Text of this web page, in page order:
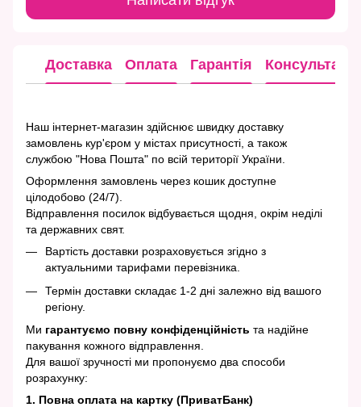
Доставка Оплата Гарантія Консультація
Наш інтернет-магазин здійснює швидку доставку
замовлень кур'єром у містах присутності, а також
службою "Нова Пошта" по всій території України.
Оформлення замовлень через кошик доступне
цілодобово (24/7).
Відправлення посилок відбувається щодня, окрім неділі
та державних свят.
Вартість доставки розраховується згідно з
актуальними тарифами перевізника.
Термін доставки складає 1-2 дні залежно від вашого
регіону.
Ми гарантуємо повну конфіденційність та надійне
пакування кожного відправлення.
Для вашої зручності ми пропонуємо два способи
розрахунку:
1. Повна оплата на картку (ПриватБанк)